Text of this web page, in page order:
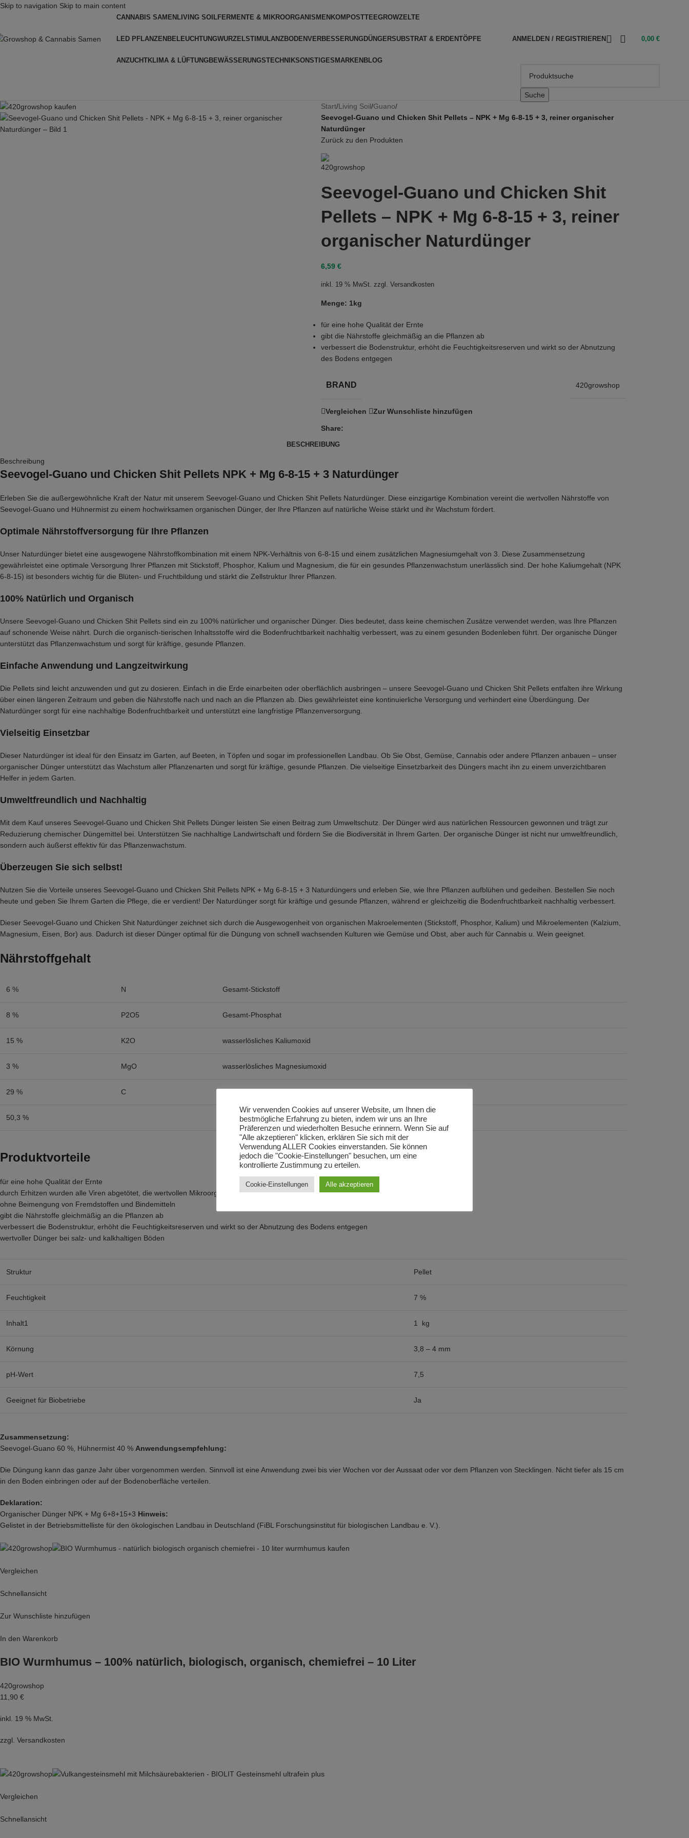
Skip to navigation Skip to main content
CANNABIS SAMENLIVING SOILFERMENTE & MIKROORGANISMENKOMPOSTTEEGROWZELTE
LED PFLANZENBELEUCHTUNGWURZELSTIMULANZBODENVERBESSERUNGDÜNGERSUBSTRAT & ERDENTÖPFE
ANZUCHTKLIMA & LÜFTUNGBEWÄSSERUNGSTECHNIKSONSTIGESMARKENBLOG
ANMELDEN / REGISTRIEREN 0,00 €
Suche
Start/Living Soil/Guano/
Seevogel-Guano und Chicken Shit Pellets – NPK + Mg 6-8-15 + 3, reiner organischer
Naturdünger
Zurück zu den Produkten
Seevogel-Guano und Chicken Shit
Pellets – NPK + Mg 6-8-15 + 3, reiner
organischer Naturdünger
6,59 €
inkl. 19 % MwSt. zzgl. Versandkosten
Menge: 1kg
für eine hohe Qualität der Ernte
gibt die Nährstoffe gleichmäßig an die Pflanzen ab
verbessert die Bodenstruktur, erhöht die Feuchtigkeitsreserven und wirkt so der Abnutzung
des Bodens entgegen
BRAND 420growshop
Vergleichen Zur Wunschliste hinzufügen
Share:
BESCHREIBUNG
Beschreibung
Seevogel-Guano und Chicken Shit Pellets NPK + Mg 6-8-15 + 3 Naturdünger
Erleben Sie die außergewöhnliche Kraft der Natur mit unserem Seevogel-Guano und Chicken Shit Pellets Naturdünger. Diese einzigartige Kombination vereint die wertvollen Nährstoffe von
Seevogel-Guano und Hühnermist zu einem hochwirksamen organischen Dünger, der Ihre Pflanzen auf natürliche Weise stärkt und ihr Wachstum fördert.
Optimale Nährstoffversorgung für Ihre Pflanzen
Unser Naturdünger bietet eine ausgewogene Nährstoffkombination mit einem NPK-Verhältnis von 6-8-15 und einem zusätzlichen Magnesiumgehalt von 3. Diese Zusammensetzung
gewährleistet eine optimale Versorgung Ihrer Pflanzen mit Stickstoff, Phosphor, Kalium und Magnesium, die für ein gesundes Pflanzenwachstum unerlässlich sind. Der hohe Kaliumgehalt (NPK
6-8-15) ist besonders wichtig für die Blüten- und Fruchtbildung und stärkt die Zellstruktur Ihrer Pflanzen.
100% Natürlich und Organisch
Unsere Seevogel-Guano und Chicken Shit Pellets sind ein zu 100% natürlicher und organischer Dünger. Dies bedeutet, dass keine chemischen Zusätze verwendet werden, was Ihre Pflanzen
auf schonende Weise nährt. Durch die organisch-tierischen Inhaltsstoffe wird die Bodenfruchtbarkeit nachhaltig verbessert, was zu einem gesunden Bodenleben führt. Der organische Dünger
unterstützt das Pflanzenwachstum und sorgt für kräftige, gesunde Pflanzen.
Einfache Anwendung und Langzeitwirkung
Die Pellets sind leicht anzuwenden und gut zu dosieren. Einfach in die Erde einarbeiten oder oberflächlich ausbringen – unsere Seevogel-Guano und Chicken Shit Pellets entfalten ihre Wirkung
über einen längeren Zeitraum und geben die Nährstoffe nach und nach an die Pflanzen ab. Dies gewährleistet eine kontinuierliche Versorgung und verhindert eine Überdüngung. Der
Naturdünger sorgt für eine nachhaltige Bodenfruchtbarkeit und unterstützt eine langfristige Pflanzenversorgung.
Vielseitig Einsetzbar
Dieser Naturdünger ist ideal für den Einsatz im Garten, auf Beeten, in Töpfen und sogar im professionellen Landbau. Ob Sie Obst, Gemüse, Cannabis oder andere Pflanzen anbauen – unser
organischer Dünger unterstützt das Wachstum aller Pflanzenarten und sorgt für kräftige, gesunde Pflanzen. Die vielseitige Einsetzbarkeit des Düngers macht ihn zu einem unverzichtbaren
Helfer in jedem Garten.
Umweltfreundlich und Nachhaltig
Mit dem Kauf unseres Seevogel-Guano und Chicken Shit Pellets Dünger leisten Sie einen Beitrag zum Umweltschutz. Der Dünger wird aus natürlichen Ressourcen gewonnen und trägt zur
Reduzierung chemischer Düngemittel bei. Unterstützen Sie nachhaltige Landwirtschaft und fördern Sie die Biodiversität in Ihrem Garten. Der organische Dünger ist nicht nur umweltfreundlich,
sondern auch äußerst effektiv für das Pflanzenwachstum.
Überzeugen Sie sich selbst!
Nutzen Sie die Vorteile unseres Seevogel-Guano und Chicken Shit Pellets NPK + Mg 6-8-15 + 3 Naturdüngers und erleben Sie, wie Ihre Pflanzen aufblühen und gedeihen. Bestellen Sie noch
heute und geben Sie Ihrem Garten die Pflege, die er verdient! Der Naturdünger sorgt für kräftige und gesunde Pflanzen, während er gleichzeitig die Bodenfruchtbarkeit nachhaltig verbessert.
Dieser Seevogel-Guano und Chicken Shit Naturdünger zeichnet sich durch die Ausgewogenheit von organischen Makroelementen (Stickstoff, Phosphor, Kalium) und Mikroelementen (Kalzium,
Magnesium, Eisen, Bor) aus. Dadurch ist dieser Dünger optimal für die Düngung von schnell wachsenden Kulturen wie Gemüse und Obst, aber auch für Cannabis u. Wein geeignet.
Nährstoffgehalt
6 % N Gesamt-Stickstoff
8 % P2O5 Gesamt-Phosphat
15 % K2O wasserlösliches Kaliumoxid
3 % MgO wasserlösliches Magnesiumoxid
29 % C
50,3 % organische Substanz
Produktvorteile
für eine hohe Qualität der Ernte
durch Erhitzen wurden alle Viren abgetötet, die wertvollen Mikroorganismen bleiben jedoch erhalten
ohne Beimengung von Fremdstoffen und Bindemitteln
gibt die Nährstoffe gleichmäßig an die Pflanzen ab
verbessert die Bodenstruktur, erhöht die Feuchtigkeitsreserven und wirkt so der Abnutzung des Bodens entgegen
wertvoller Dünger bei salz- und kalkhaltigen Böden
Struktur Pellet
Feuchtigkeit 7 %
Inhalt1 1 kg
Körnung 3,8 – 4 mm
pH-Wert 7,5
Geeignet für Biobetriebe Ja
Zusammensetzung:
Seevogel-Guano 60 %, Hühnermist 40 % Anwendungsempfehlung:
Die Düngung kann das ganze Jahr über vorgenommen werden. Sinnvoll ist eine Anwendung zwei bis vier Wochen vor der Aussaat oder vor dem Pflanzen von Stecklingen. Nicht tiefer als 15 cm
in den Boden einbringen oder auf der Bodenoberfläche verteilen.
Deklaration:
Organischer Dünger NPK + Mg 6+8+15+3 Hinweis:
Gelistet in der Betriebsmittelliste für den ökologischen Landbau in Deutschland (FiBL Forschungsinstitut für biologischen Landbau e. V.).
Vergleichen
Schnellansicht
Zur Wunschliste hinzufügen
In den Warenkorb
BIO Wurmhumus – 100% natürlich, biologisch, organisch, chemiefrei – 10 Liter
420growshop
11,90 €
inkl. 19 % MwSt.
zzgl. Versandkosten
Vergleichen
Schnellansicht
Wir verwenden Cookies auf unserer Website, um Ihnen die
bestmögliche Erfahrung zu bieten, indem wir uns an Ihre
Präferenzen und wiederholten Besuche erinnern. Wenn Sie auf
"Alle akzeptieren" klicken, erklären Sie sich mit der
Verwendung ALLER Cookies einverstanden. Sie können
jedoch die "Cookie-Einstellungen" besuchen, um eine
kontrollierte Zustimmung zu erteilen.
Cookie-Einstellungen Alle akzeptieren